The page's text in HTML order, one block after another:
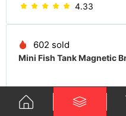
4.33
602 sold